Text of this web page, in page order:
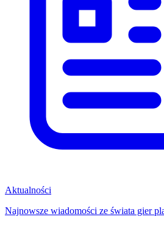
Aktualności
Najnowsze wiadomości ze świata gier